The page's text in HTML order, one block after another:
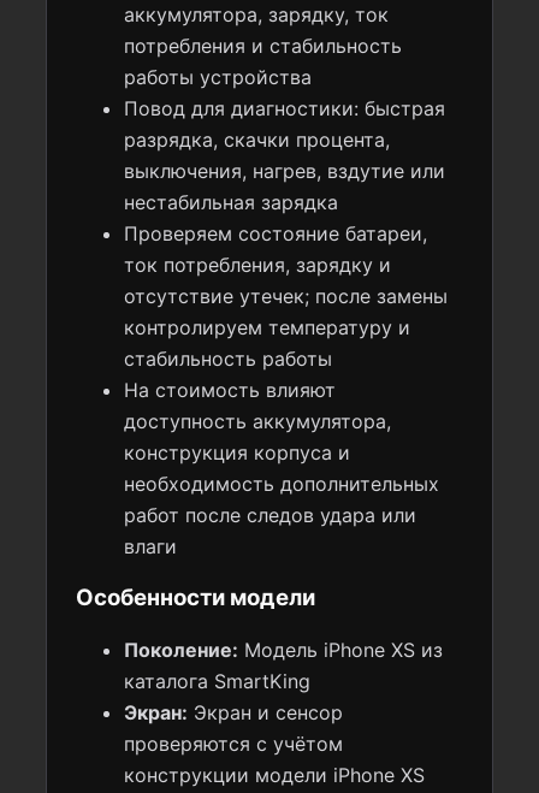
аккумулятора, зарядку, ток
потребления и стабильность
работы устройства
Повод для диагностики: быстрая
разрядка, скачки процента,
выключения, нагрев, вздутие или
нестабильная зарядка
Проверяем состояние батареи,
ток потребления, зарядку и
отсутствие утечек; после замены
контролируем температуру и
стабильность работы
На стоимость влияют
доступность аккумулятора,
конструкция корпуса и
необходимость дополнительных
работ после следов удара или
влаги
Особенности модели
Поколение: Модель iPhone XS из
каталога SmartKing
Экран: Экран и сенсор
проверяются с учётом
конструкции модели iPhone XS